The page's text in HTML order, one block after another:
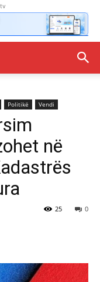
Politikë Vendi
në
0
25